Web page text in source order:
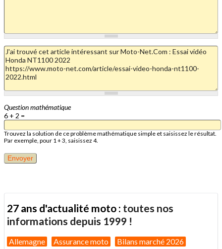
Question mathématique
6 + 2 =
Trouvez la solution de ce problème mathématique simple et saisissez le résultat.
Par exemple, pour 1 + 3, saisissez 4.
27 ans d'actualité moto : toutes nos
informations depuis 1999 !
Allemagne Assurance moto Bilans marché 2026